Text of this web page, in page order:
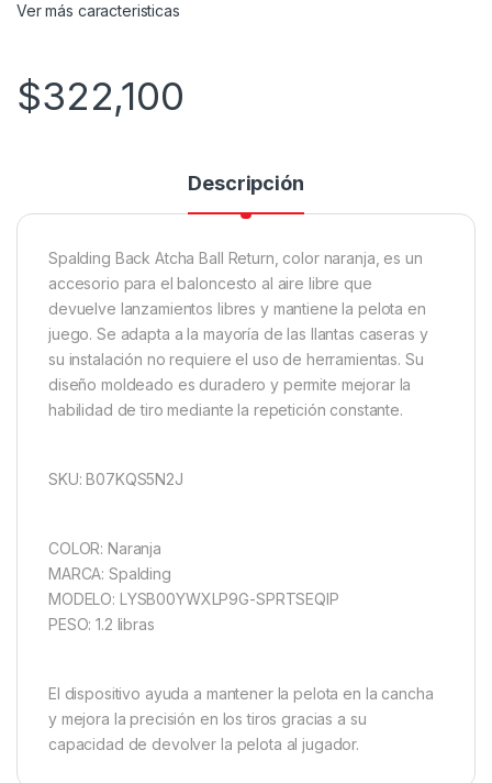
Ver más caracteristicas
$322,100
Descripción
Spalding Back Atcha Ball Return, color naranja, es un
accesorio para el baloncesto al aire libre que
devuelve lanzamientos libres y mantiene la pelota en
juego. Se adapta a la mayoría de las llantas caseras y
su instalación no requiere el uso de herramientas. Su
diseño moldeado es duradero y permite mejorar la
habilidad de tiro mediante la repetición constante.
SKU: B07KQS5N2J
COLOR: Naranja
MARCA: Spalding
MODELO: LYSB00YWXLP9G-SPRTSEQIP
PESO: 1.2 libras
El dispositivo ayuda a mantener la pelota en la cancha
y mejora la precisión en los tiros gracias a su
capacidad de devolver la pelota al jugador.